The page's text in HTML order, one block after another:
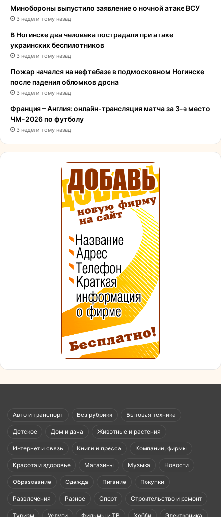
Минобороны выпустило заявление о ночной атаке ВСУ
3 недели тому назад
В Ногинске два человека пострадали при атаке
украинских беспилотников
3 недели тому назад
Пожар начался на нефтебазе в подмосковном Ногинске
после падения обломков дрона
3 недели тому назад
Франция – Англия: онлайн-трансляция матча за 3-е место
ЧМ-2026 по футболу
3 недели тому назад
Авто и транспорт Без рубрики Бытовая техника
Детское Дом и дача Животные и растения
Интернет и связь Книги и пресса Компании, фирмы
Красота и здоровье Магазины Музыка Новости
Образование Одежда Питание Покупки
Развлечения Разное Спорт Строительство и ремонт
Туризм Услуги Фильмы и ТВ Хобби Электроника